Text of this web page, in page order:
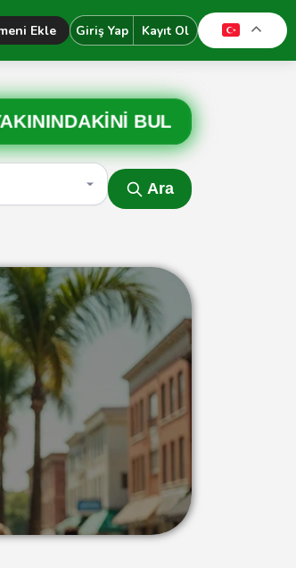
Ekle Giriş Yap Kayıt Ol
BUL
Ara